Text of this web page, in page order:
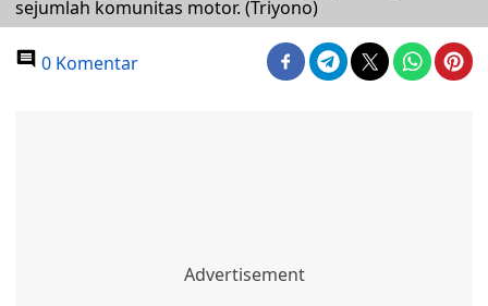
sejumlah komunitas motor. (Triyono)
0 Komentar